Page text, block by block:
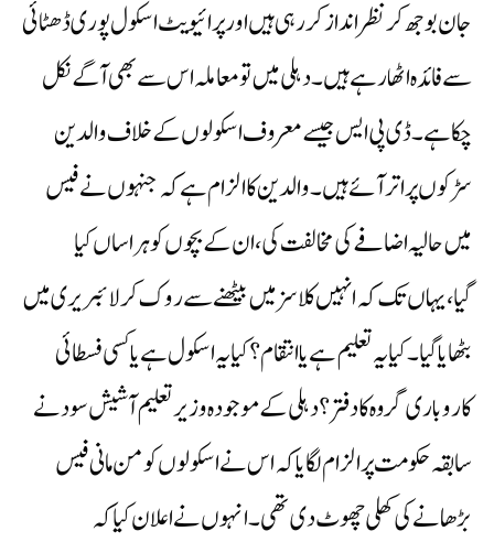
جان بوجھ کر نظرانداز کر رہی ہیں اور پرائیویٹ اسکول پوری ڈھٹائی
سے فائدہ اٹھا رہے ہیں۔دہلی میں تو معاملہ اس سے بھی آگے نکل
چکا ہے۔ ڈی پی ایس جیسے معروف اسکولوں کے خلاف والدین
سڑکوں پر اتر آئے ہیں۔ والدین کا الزام ہے کہ جنہوں نے فیس
میں حالیہ اضافے کی مخالفت کی،ان کے بچوں کو ہراساں کیا
گیا،یہاں تک کہ انہیں کلاسز میں بیٹھنے سے روک کر لائبریری میں
بٹھایا گیا۔ کیا یہ تعلیم ہے یا انتقام؟ کیا یہ اسکول ہے یا کسی فسطائی
کاروباری گروہ کا دفتر؟دہلی کے موجودہ وزیر تعلیم آشیش سود نے
سابقہ حکومت پر الزام لگایا کہ اس نے اسکولوں کو من مانی فیس
بڑھانے کی کھلی چھوٹ دی تھی۔ انہوں نے اعلان کیا کہ